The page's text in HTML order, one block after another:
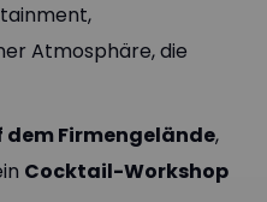
Atmosphäre, die
dem Firmengelände,
Cocktail-Workshop